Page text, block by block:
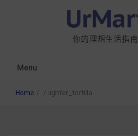
你的理想生活指南
Menu
Home / / lighter_tortilla